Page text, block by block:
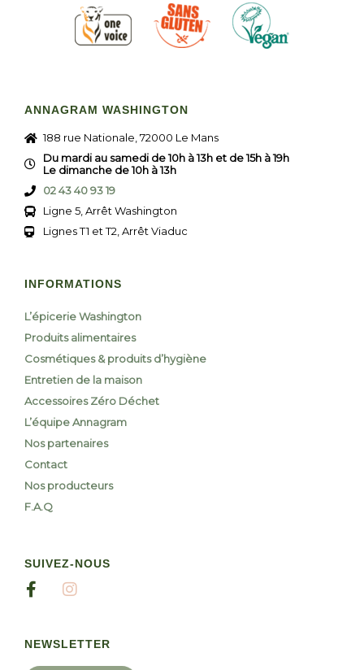
ANNAGRAM WASHINGTON
188 rue Nationale, 72000 Le Mans
Du mardi au samedi de 10h à 13h et de 15h à 19h
Le dimanche de 10h à 13h
02 43 40 93 19
Ligne 5, Arrêt Washington
Lignes T1 et T2, Arrêt Viaduc
INFORMATIONS
L’épicerie Washington
Produits alimentaires
Cosmétiques & produits d’hygiène
Entretien de la maison
Accessoires Zéro Déchet
L’équipe Annagram
Nos partenaires
Contact
Nos producteurs
F.A.Q
SUIVEZ-NOUS
NEWSLETTER